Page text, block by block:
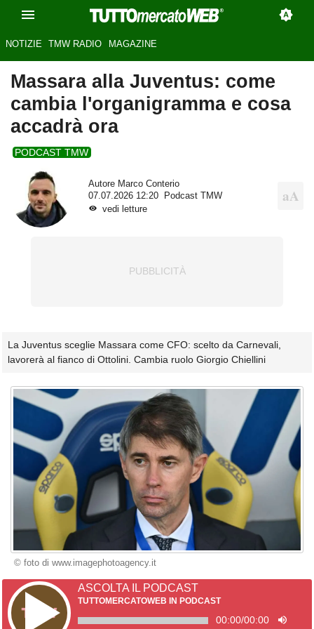
NOTIZIE TMW RADIO MAGAZINE
Massara alla Juventus: come
cambia l'organigramma e cosa
accadrà ora
PODCAST TMW
Autore Marco Conterio
07.07.2026 12:20
Podcast TMW
vedi letture
La Juventus sceglie Massara come CFO: scelto da Carnevali,
lavorerà al fianco di Ottolini. Cambia ruolo Giorgio Chiellini
© foto di www.imagephotoagency.it
ASCOLTA IL PODCAST
TUTTOMERCATOWEB IN PODCAST
00:00/00:00